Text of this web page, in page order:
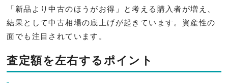
「新品より中古のほうがお得」と考える購入者が増え、
結果として中古相場の底上げが起きています。資産性の
面でも注目されています。
査定額を左右するポイント